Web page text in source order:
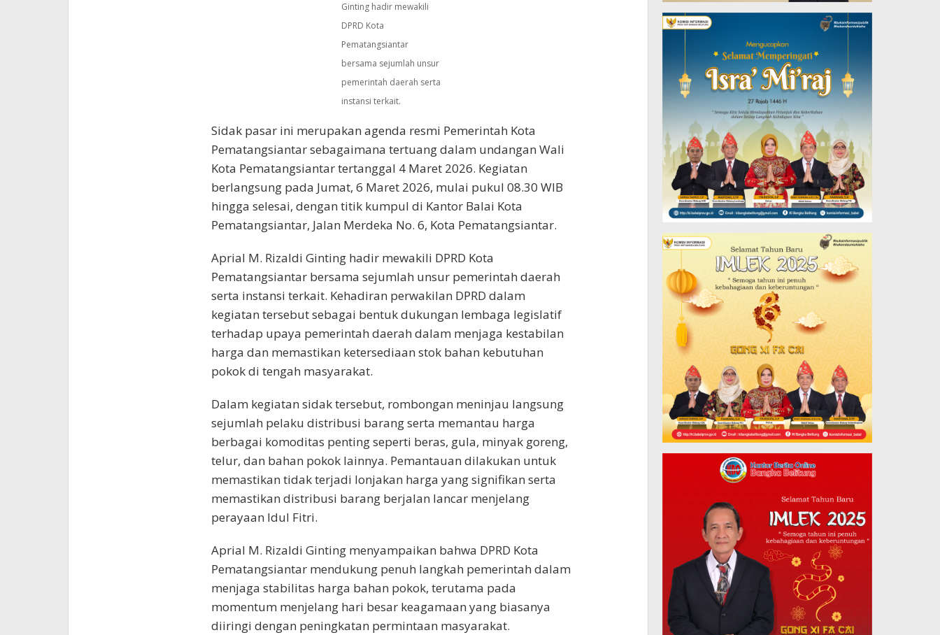
Ginting hadir mewakili
DPRD Kota
Pematangsiantar
bersama sejumlah unsur
pemerintah daerah serta
instansi terkait.
Sidak pasar ini merupakan agenda resmi Pemerintah Kota
Pematangsiantar sebagaimana tertuang dalam undangan Wali
Kota Pematangsiantar tertanggal 4 Maret 2026. Kegiatan
berlangsung pada Jumat, 6 Maret 2026, mulai pukul 08.30 WIB
hingga selesai, dengan titik kumpul di Kantor Balai Kota
Pematangsiantar, Jalan Merdeka No. 6, Kota Pematangsiantar.
Aprial M. Rizaldi Ginting hadir mewakili DPRD Kota
Pematangsiantar bersama sejumlah unsur pemerintah daerah
serta instansi terkait. Kehadiran perwakilan DPRD dalam
kegiatan tersebut sebagai bentuk dukungan lembaga legislatif
terhadap upaya pemerintah daerah dalam menjaga kestabilan
harga dan memastikan ketersediaan stok bahan kebutuhan
pokok di tengah masyarakat.
Dalam kegiatan sidak tersebut, rombongan meninjau langsung
sejumlah pelaku distribusi barang serta memantau harga
berbagai komoditas penting seperti beras, gula, minyak goreng,
telur, dan bahan pokok lainnya. Pemantauan dilakukan untuk
memastikan tidak terjadi lonjakan harga yang signifikan serta
memastikan distribusi barang berjalan lancar menjelang
perayaan Idul Fitri.
Aprial M. Rizaldi Ginting menyampaikan bahwa DPRD Kota
Pematangsiantar mendukung penuh langkah pemerintah dalam
menjaga stabilitas harga bahan pokok, terutama pada
momentum menjelang hari besar keagamaan yang biasanya
diiringi dengan peningkatan permintaan masyarakat.